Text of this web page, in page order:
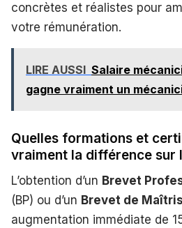
concrètes et réalistes pour
votre rémunération.
LIRE AUSSI Salaire
gagne vraiment un
Quelles formations et
vraiment la différence sur
L’obtention d’un Brevet
(BP) ou d’un Brevet de
augmentation immédiate de